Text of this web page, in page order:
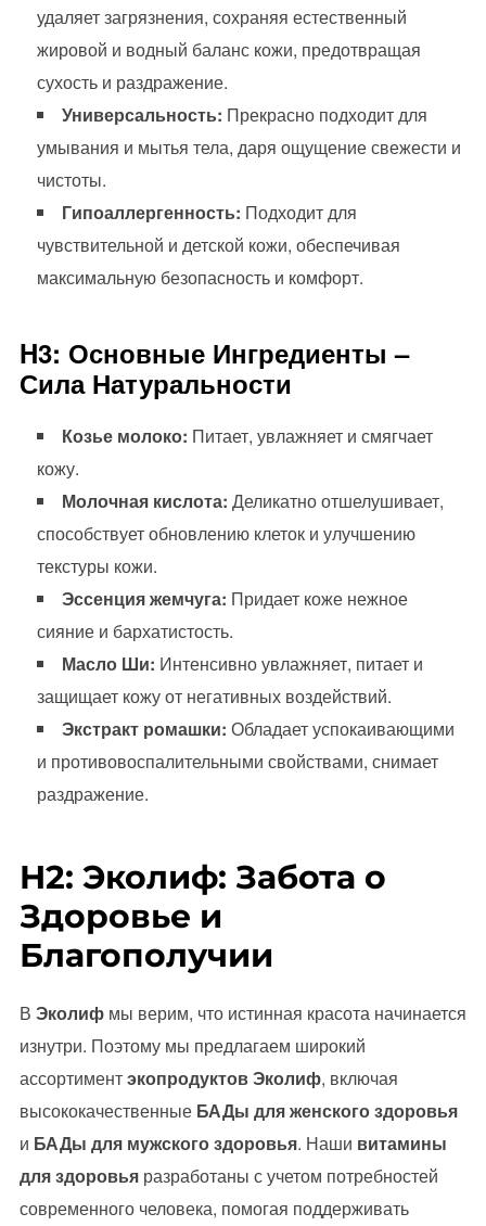
удаляет загрязнения, сохраняя естественный
жировой и водный баланс кожи, предотвращая
сухость и раздражение.
Универсальность: Прекрасно подходит для
умывания и мытья тела, даря ощущение свежести и
чистоты.
Гипоаллергенность: Подходит для
чувствительной и детской кожи, обеспечивая
максимальную безопасность и комфорт.
H3: Основные Ингредиенты –
Сила Натуральности
Козье молоко: Питает, увлажняет и смягчает
кожу.
Молочная кислота: Деликатно отшелушивает,
способствует обновлению клеток и улучшению
текстуры кожи.
Эссенция жемчуга: Придает коже нежное
сияние и бархатистость.
Масло Ши: Интенсивно увлажняет, питает и
защищает кожу от негативных воздействий.
Экстракт ромашки: Обладает успокаивающими
и противовоспалительными свойствами, снимает
раздражение.
H2: Эколиф: Забота о
Здоровье и
Благополучии
В Эколифмы верим, что истинная красота начинается
изнутри. Поэтому мы предлагаем широкий
ассортиментэкопродуктов Эколиф, включая
высококачественные БАДы для женского здоровья
и БАДы для мужского здоровья. Наши витамины
для здоровьяразработаны с учетом потребностей
современного человека, помогая поддерживать